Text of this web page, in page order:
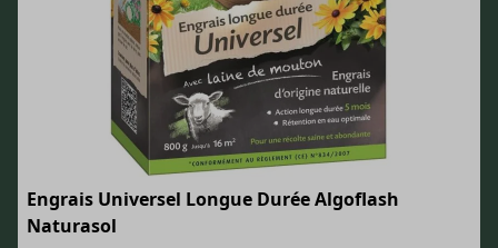
Engrais Universel Longue Durée Algoflash
Naturasol